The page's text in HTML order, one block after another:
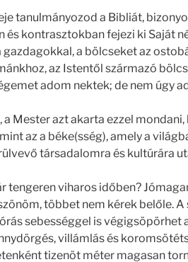
tanulmányozod a Bibliát,
és kontrasztokban fejezi ki Saját
gazdagokkal, a bölcseket az
az Istentől származó
adom nektek; de nem úgy
a Mester azt akarta ezzel
az a béke(sség), amely a
társadalomra és kultúrára
tengeren viharos időben?
többet nem kérek belőle.
sebességgel is végigsöpörhet
villámlás és
tizenöt méter magasan